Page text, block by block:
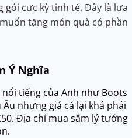
cực kỳ tinh tế. Đây là lựa
tặng món quà có phần
Ý Nghĩa
tiếng của Anh như Boots
nhưng giá cả lại khá phải
Địa chỉ mua sắm lý tưởng